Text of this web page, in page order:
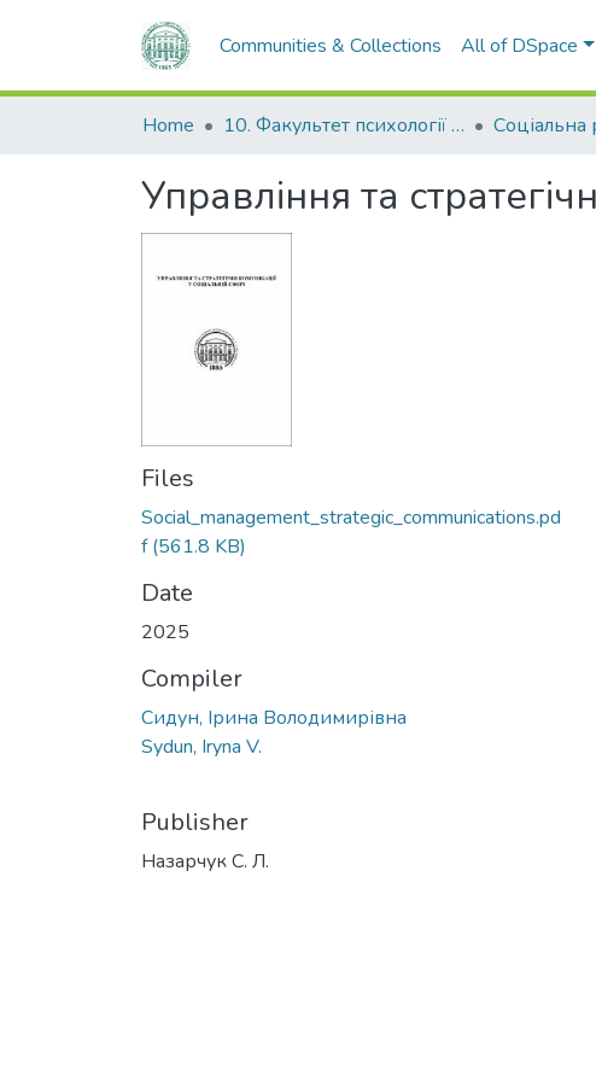
Communities & Collections All of DSpace
Home 10. Факультет психології та соціальної роботи Соціальна
Управління та
Files
Social_management_strategic_communications.pd
f(561.8 KB)
Date
2025
Compiler
Сидун, Ірина Володимирівна
Sydun, Iryna V.
Publisher
Назарчук С. Л.